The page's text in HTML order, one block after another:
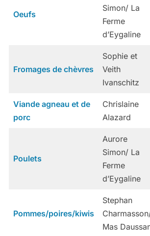
Oeufs
Simon/ La
Ferme
d’Eygaline
Fromages de chèvres
Sophie et
Veith
Ivanschitz
Viande agneau et de
porc
Chrislaine
Alazard
Poulets
Aurore
Simon/ La
Ferme
d’Eygaline
Pommes/poires/kiwis
Stephan
Mas